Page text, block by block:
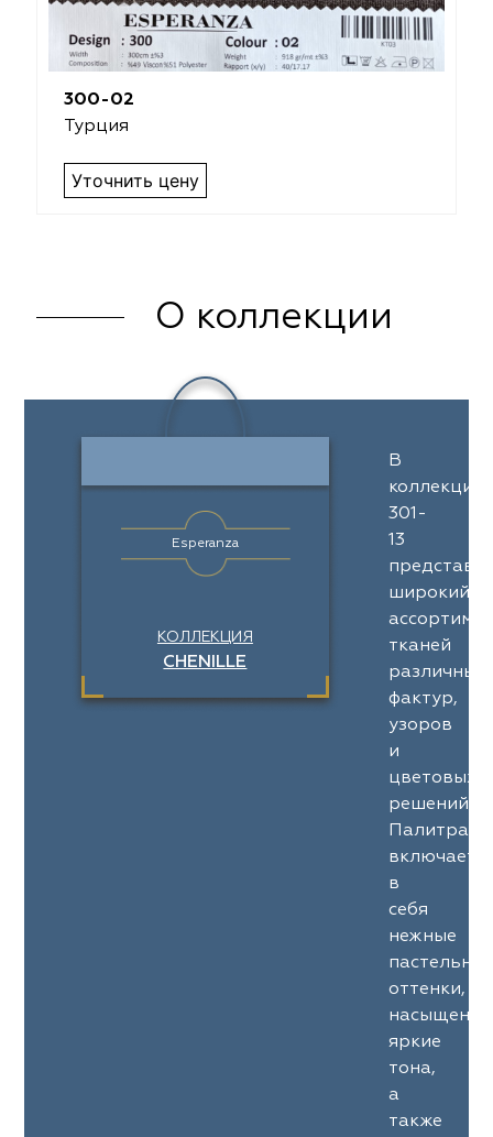
300-02
Турция
Уточнить цену
О коллекции
Esperanza
КОЛЛЕКЦИЯ
CHENILLE
В
коллекции
301-
13
широкий
тканей
различных
фактур,
узоров
и
цветовых
решений.
Палитра
включает
в
себя
нежные
оттенки,
яркие
тона,
а
также